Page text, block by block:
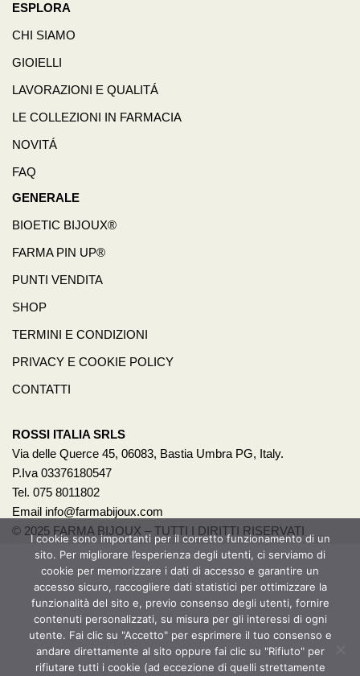
ESPLORA
CHI SIAMO
GIOIELLI
LAVORAZIONI E QUALITÁ
LE COLLEZIONI IN FARMACIA
NOVITÁ
FAQ
GENERALE
BIOETIC BIJOUX®
FARMA PIN UP®
PUNTI VENDITA
SHOP
TERMINI E CONDIZIONI
PRIVACY E COOKIE POLICY
CONTATTI
ROSSI ITALIA SRLS
Via delle Querce 45, 06083, Bastia Umbra PG, Italy.
P.Iva 03376180547
Tel. 075 8011802
Email info@farmabijoux.com
© 2025 FARMA BIJOUX – TUTTI I DIRITTI RISERVATI
1522
BASTA VIOLENZA SULLE DONNE!
Per avere un aiuto o anche solo un consiglio chiama il 1522.
È un servizio pubblico promosso dalla presidenza del
Consiglio dei Ministri – Dipartimento per le Pari
I cookie sono importanti per il corretto funzionamento di un
sito. Per migliorare l’esperienza degli utenti, ci serviamo di
cookie per memorizzare i dati di accesso e garantire un
accesso sicuro, raccogliere dati statistici per ottimizzare la
funzionalità del sito e, previo consenso degli utenti, fornire
contenuti personalizzati, su misura per gli interessi di ogni
utente. Fai clic su "Accetto" per esprimere il tuo consenso e
andare direttamente al sito oppure fai clic su "Rifiuto" per
rifiutare tutti i cookie (ad eccezione di quelli strettamente